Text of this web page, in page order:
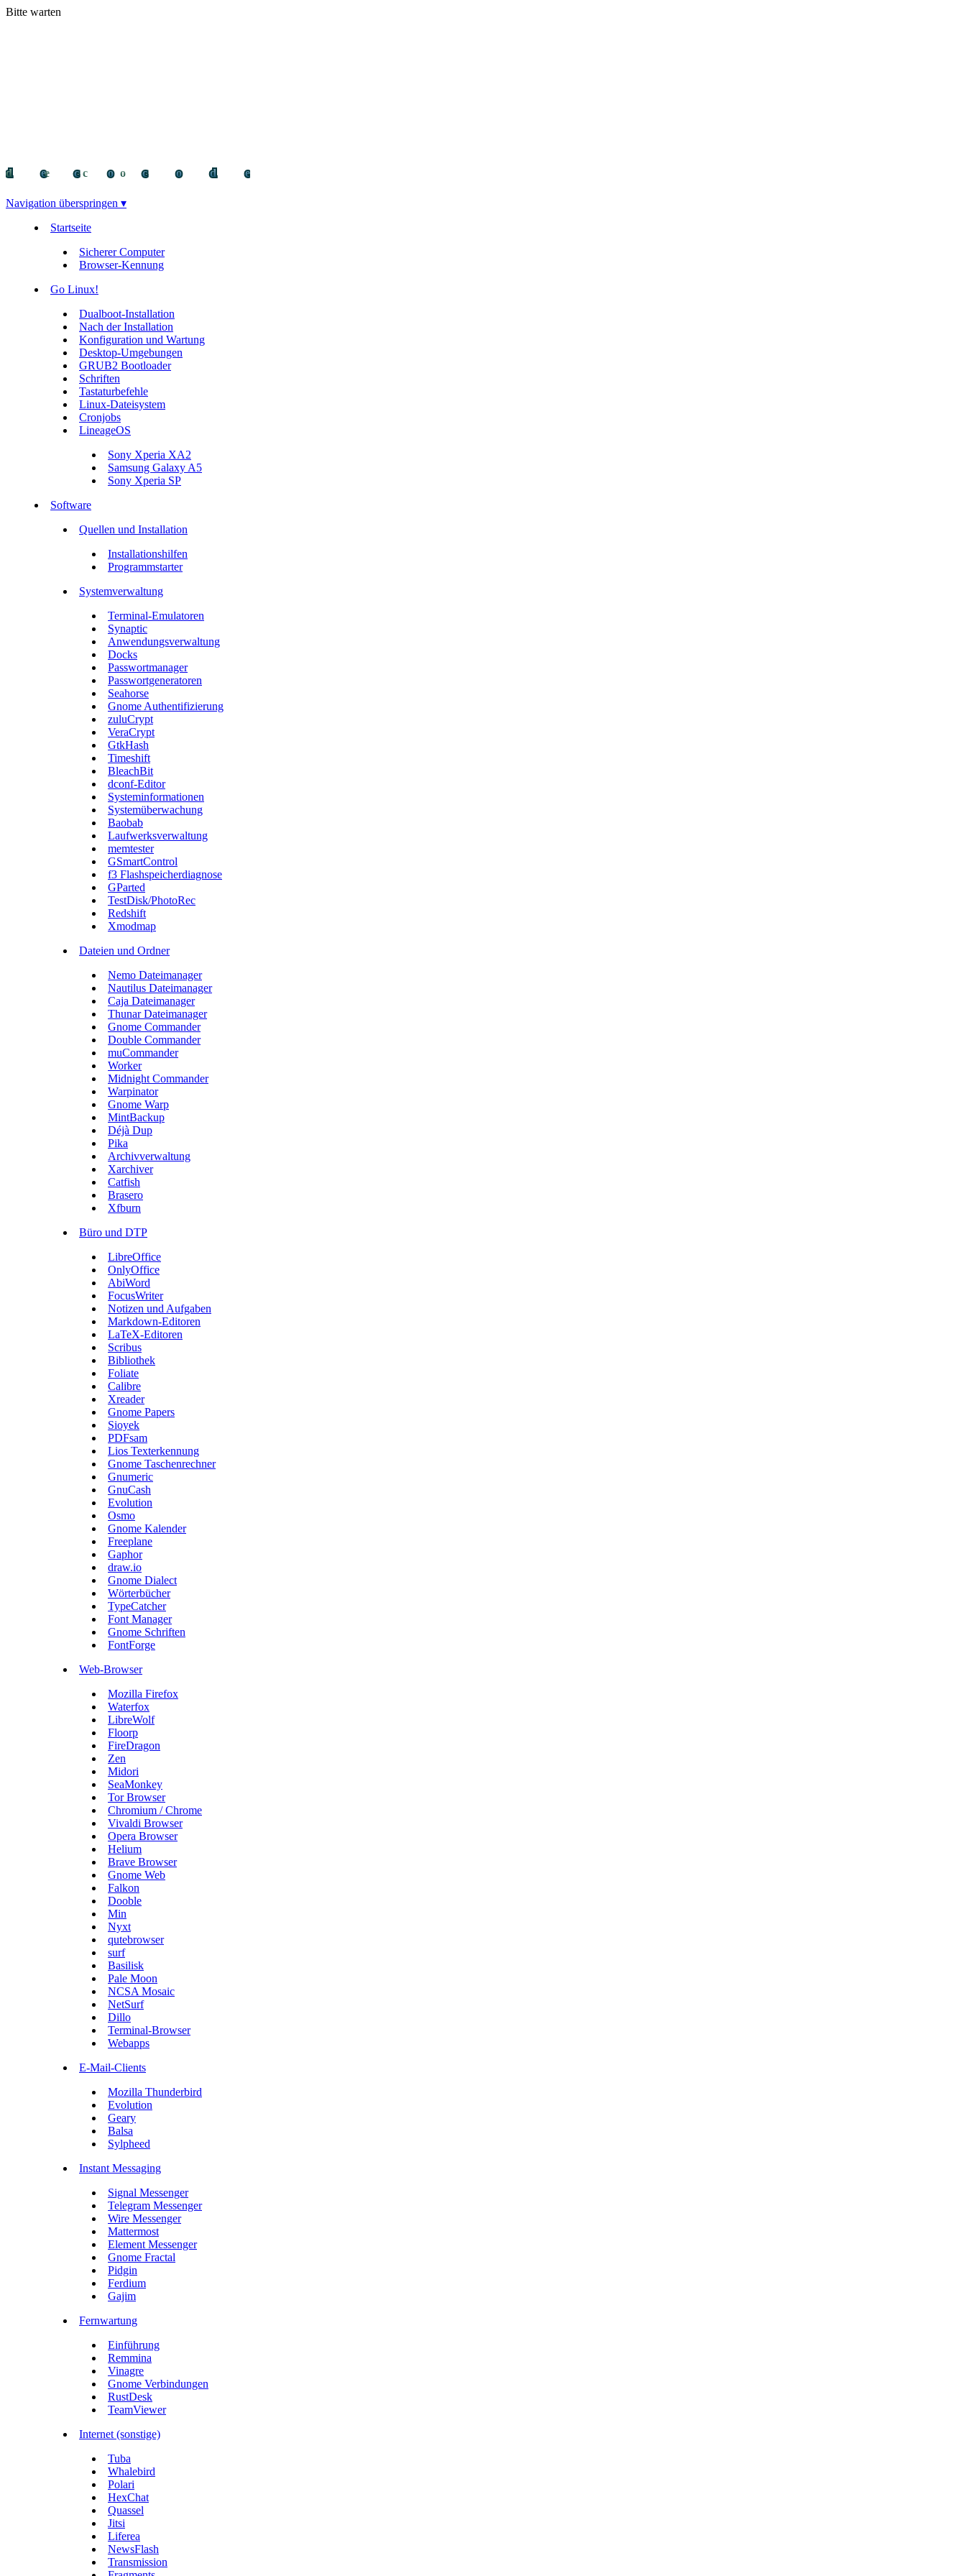
Bitte warten
decocode
decocode
deco
Navigation überspringen ▾
Startseite
Sicherer Computer
Browser-Kennung
Go Linux!
Dualboot-Installation
Nach der Installation
Konfiguration und Wartung
Desktop-Umgebungen
GRUB2 Bootloader
Schriften
Tastaturbefehle
Linux-Dateisystem
Cronjobs
LineageOS
Sony Xperia XA2
Samsung Galaxy A5
Sony Xperia SP
Software
Quellen und Installation
Installationshilfen
Programmstarter
Systemverwaltung
Terminal-Emulatoren
Synaptic
Anwendungsverwaltung
Docks
Passwortmanager
Passwortgeneratoren
Seahorse
Gnome Authentifizierung
zuluCrypt
VeraCrypt
GtkHash
Timeshift
BleachBit
dconf-Editor
Systeminformationen
Systemüberwachung
Baobab
Laufwerksverwaltung
memtester
GSmartControl
f3 Flashspeicherdiagnose
GParted
TestDisk/PhotoRec
Redshift
Xmodmap
Dateien und Ordner
Nemo Dateimanager
Nautilus Dateimanager
Caja Dateimanager
Thunar Dateimanager
Gnome Commander
Double Commander
muCommander
Worker
Midnight Commander
Warpinator
Gnome Warp
MintBackup
Déjà Dup
Pika
Archivverwaltung
Xarchiver
Catfish
Brasero
Xfburn
Büro und DTP
LibreOffice
OnlyOffice
AbiWord
FocusWriter
Notizen und Aufgaben
Markdown-Editoren
LaTeX-Editoren
Scribus
Bibliothek
Foliate
Calibre
Xreader
Gnome Papers
Sioyek
PDFsam
Lios Texterkennung
Gnome Taschenrechner
Gnumeric
GnuCash
Evolution
Osmo
Gnome Kalender
Freeplane
Gaphor
draw.io
Gnome Dialect
Wörterbücher
TypeCatcher
Font Manager
Gnome Schriften
FontForge
Web-Browser
Mozilla Firefox
Waterfox
LibreWolf
Floorp
FireDragon
Zen
Midori
SeaMonkey
Tor Browser
Chromium / Chrome
Vivaldi Browser
Opera Browser
Helium
Brave Browser
Gnome Web
Falkon
Dooble
Min
Nyxt
qutebrowser
surf
Basilisk
Pale Moon
NCSA Mosaic
NetSurf
Dillo
Terminal-Browser
Webapps
E-Mail-Clients
Mozilla Thunderbird
Evolution
Geary
Balsa
Sylpheed
Instant Messaging
Signal Messenger
Telegram Messenger
Wire Messenger
Mattermost
Element Messenger
Gnome Fractal
Pidgin
Ferdium
Gajim
Fernwartung
Einführung
Remmina
Vinagre
Gnome Verbindungen
RustDesk
TeamViewer
Internet (sonstige)
Tuba
Whalebird
Polari
HexChat
Quassel
Jitsi
Liferea
NewsFlash
Transmission